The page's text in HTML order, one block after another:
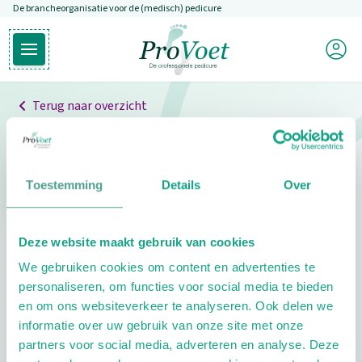
Toestemming Details Over
Deze website maakt gebruik van cookies
We gebruiken cookies om content en advertenties te
personaliseren, om functies voor social media te bieden
en om ons websiteverkeer te analyseren. Ook delen we
informatie over uw gebruik van onze site met onze
partners voor social media, adverteren en analyse. Deze
Overslaan en naar de inhoud gaan
De brancheorganisatie voor de (medisch) pedicure
Open hoofdmenu
Ga naar de homepagina
Mijn
Terug naar overzicht
Professionals
Pedicure niet gevonden
pedicure.